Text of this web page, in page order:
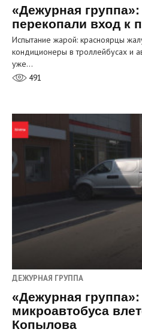
«Дежурная
перекопали вход к
Испытание жарой: красноярцы
кондиционеры в троллейбусах и
уже…
491
ДЕЖУРНАЯ ГРУППА
«Дежурная
микроавтобуса
Копылова